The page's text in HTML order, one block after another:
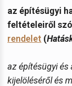
az építésügyi
feltételeiről
rendelet (
az építésügyi
kijelöléséről és